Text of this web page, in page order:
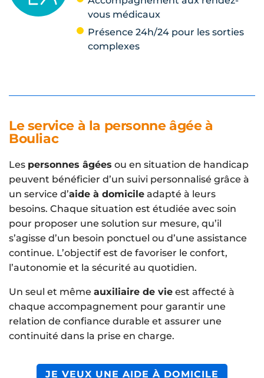
vous médicaux
Présence 24h/24 pour les sorties
complexes
Le service à la personne âgée à
Bouliac
Les personnes âgées ou en situation de handicap
peuvent bénéficier d’un suivi personnalisé grâce à
un service d’aide à domicile adapté à leurs
besoins. Chaque situation est étudiée avec soin
pour proposer une solution sur mesure, qu’il
s’agisse d’un besoin ponctuel ou d’une assistance
continue. L’objectif est de favoriser le confort,
l’autonomie et la sécurité au quotidien.
Un seul et même auxiliaire de vie est affecté à
chaque accompagnement pour garantir une
relation de confiance durable et assurer une
continuité dans la prise en charge.
JE VEUX UNE AIDE À DOMICILE